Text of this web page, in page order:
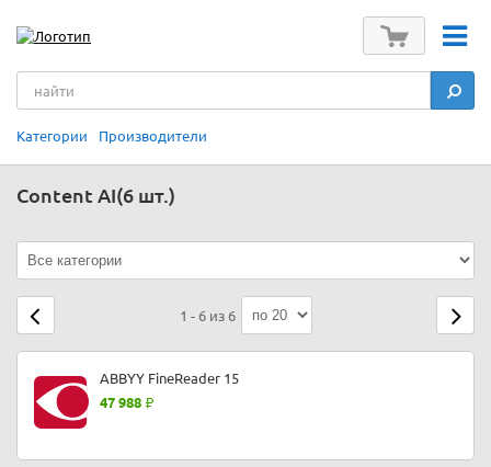
Категории Производители
Content AI(6 шт.)
1 - 6 из 6
ABBYY FineReader 15
47 988